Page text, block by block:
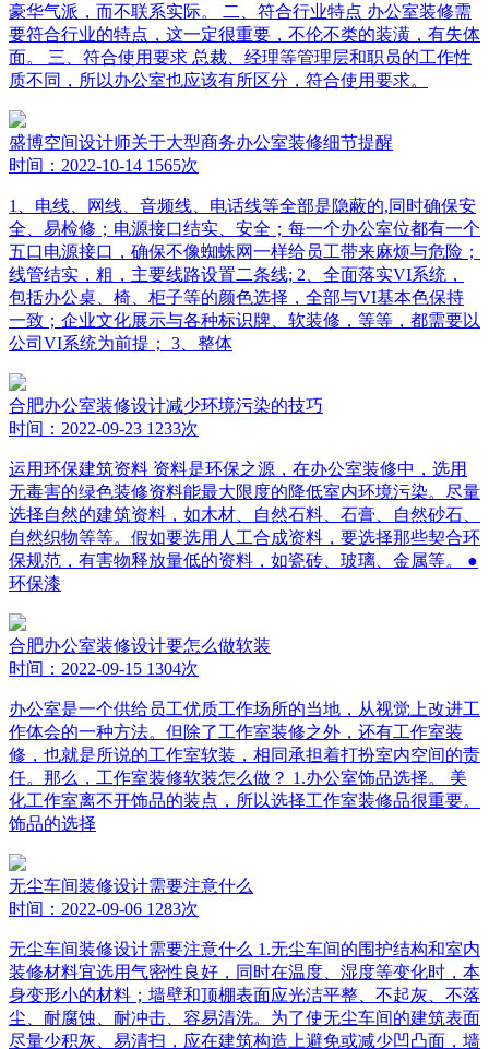
豪华气派，而不联系实际。 二、符合行业特点 办公室装修需
要符合行业的特点，这一定很重要，不伦不类的装潢，有失体
面。 三、符合使用要求 总裁、经理等管理层和职员的工作性
质不同，所以办公室也应该有所区分，符合使用要求。
盛博空间设计师关于大型商务办公室装修细节提醒
时间：2022-10-14 1565次
1、电线、网线、音频线、电话线等全部是隐蔽的,同时确保安
全、易检修；电源接口结实、安全；每一个办公室位都有一个
五口电源接口，确保不像蜘蛛网一样给员工带来麻烦与危险；
线管结实，粗，主要线路设置二条线; 2、全面落实VI系统，
包括办公桌、椅、柜子等的颜色选择，全部与VI基本色保持
一致；企业文化展示与各种标识牌、软装修，等等，都需要以
公司VI系统为前提； 3、整体
合肥办公室装修设计减少环境污染的技巧
时间：2022-09-23 1233次
运用环保建筑资料 资料是环保之源，在办公室装修中，选用
无毒害的绿色装修资料能最大限度的降低室内环境污染。尽量
选择自然的建筑资料，如木材、自然石料、石膏、自然砂石、
自然织物等等。假如要选用人工合成资料，要选择那些契合环
保规范，有害物释放量低的资料，如瓷砖、玻璃、金属等。 ●
环保漆
合肥办公室装修设计要怎么做软装
时间：2022-09-15 1304次
办公室是一个供给员工优质工作场所的当地，从视觉上改进工
作体会的一种方法。但除了工作室装修之外，还有工作室装
修，也就是所说的工作室软装，相同承担着打扮室内空间的责
任。那么，工作室装修软装怎么做？ 1.办公室饰品选择。 美
化工作室离不开饰品的装点，所以选择工作室装修品很重要。
饰品的选择
无尘车间装修设计需要注意什么
时间：2022-09-06 1283次
无尘车间装修设计需要注意什么 1.无尘车间的围护结构和室内
装修材料宜选用气密性良好，同时在温度、湿度等变化时，本
身变形小的材料；墙壁和顶棚表面应光洁平整、不起灰、不落
尘、耐腐蚀、耐冲击、容易清洗。为了使无尘车间的建筑表面
尽量少积灰、易清扫，应在建筑构造上避免或减少凹凸面，墙